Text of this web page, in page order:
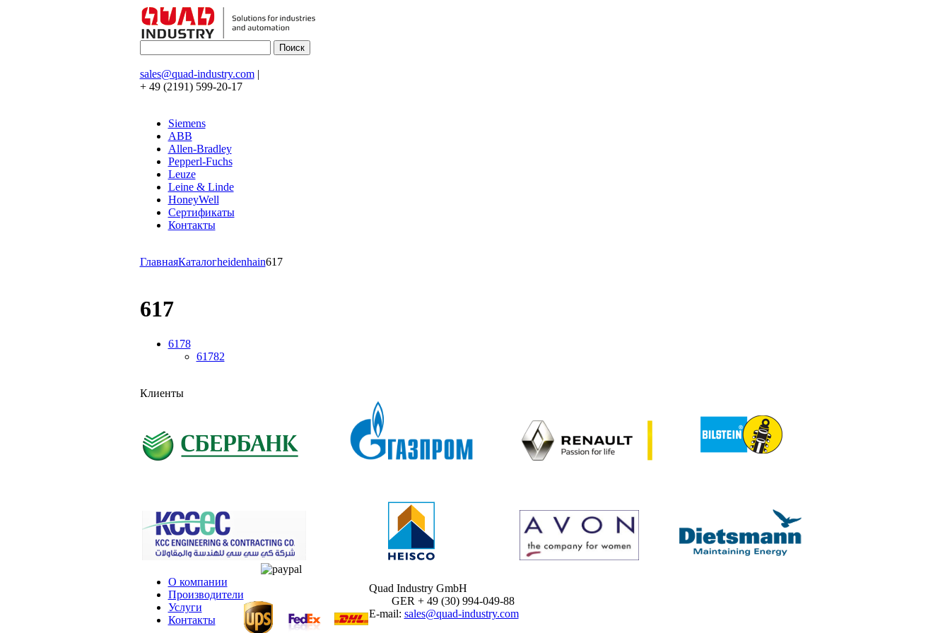
sales@quad-industry.com|
+ 49 (2191) 599-20-17
Siemens
ABB
Allen-Bradley
Pepperl-Fuchs
Leuze
Leine & Linde
HoneyWell
Сертификаты
Контакты
ГлавнаяКаталогheidenhain617
617
6178
61782
Клиенты
О компании
Производители
Услуги
Контакты
Quad Industry GmbH
GER + 49 (30) 994-049-88
E-mail: sales@quad-industry.com